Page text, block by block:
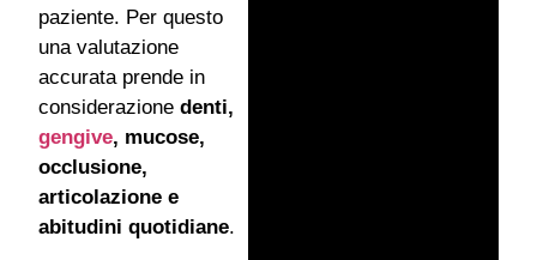
paziente. Per questo
una valutazione
accurata prende in
considerazione denti,
gengive, mucose,
occlusione,
articolazione e
abitudini quotidiane.